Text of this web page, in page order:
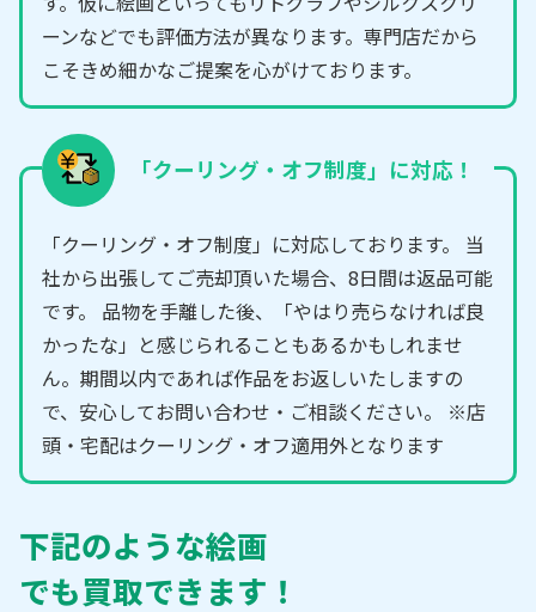
ーンなどでも評価方法が異なります。専門店だから
こそきめ細かなご提案を心がけております。
「クーリング・オフ制度」に対応！
「クーリング・オフ制度」に対応しております。 当
社から出張してご売却頂いた場合、8日間は返品可能
です。 品物を手離した後、「やはり売らなければ良
かったな」と感じられることもあるかもしれませ
ん。期間以内であれば作品をお返しいたしますの
で、安心してお問い合わせ・ご相談ください。 ※店
頭・宅配はクーリング・オフ適用外となります
下記のような絵画
でも買取できます！